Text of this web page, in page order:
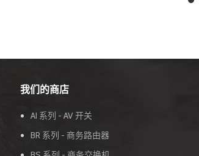
我们的商店
AI 系列 - AV 开关
BR 系列 - 商务路由器